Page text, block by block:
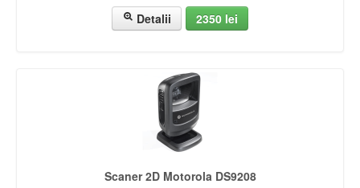
Detalii 2350 lei
Scaner 2D Motorola DS9208